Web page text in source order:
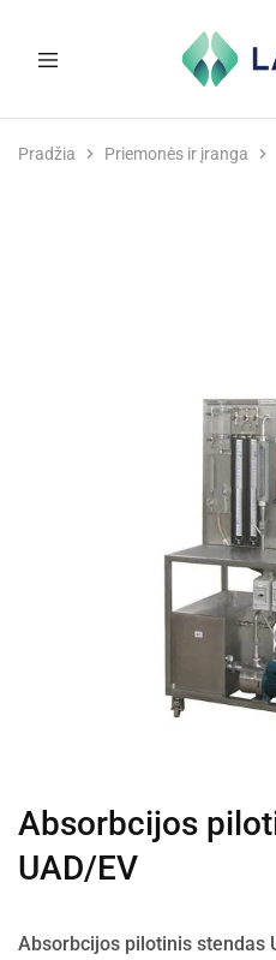
ir
Pradžia Priemonės ir įranga
Absorbcijos
UAD/EV
Absorbcijos pilotinis stendas